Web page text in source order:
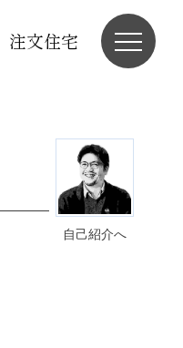
注文住宅
自己紹介へ